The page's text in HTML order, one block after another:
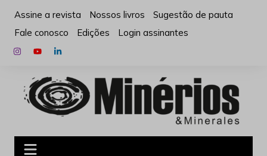
para
conteúdo
Assine a revista Nossos livros
Sugestão de pauta
Fale conosco
Edições Login assinantes